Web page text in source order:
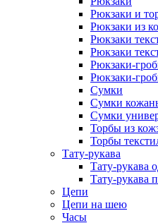
Рюкзаки и
Рюкзаки из
Рюкзаки
Рюкзаки
Рюкзаки-
Рюкзаки-
Сумки
Сумки
Сумки
Торбы из
Торбы
Тату-рукава
Тату-рукава
Тату-рукава
Цепи
Цепи на шею
Часы